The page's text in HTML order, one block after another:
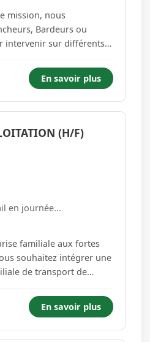
mission, nous
Bardeurs ou
intervenir sur différents
de préparation et
chantier, à la pose de
ou de bardage, �...
En savoir plus
(H/F)
en journée...
familiale aux fortes
de transport de
cœur des relations
en l...
En savoir plus